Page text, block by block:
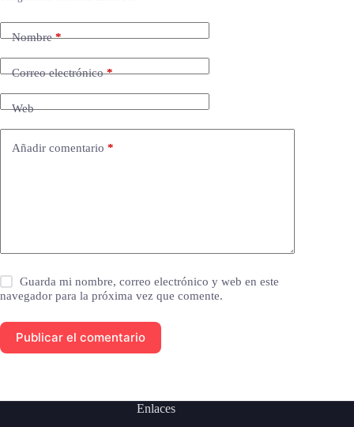
Nombre*
Correo electrónico*
Web
Añadir comentario *
Guarda mi nombre, correo electrónico y web en este
navegador para la próxima vez que comente.
Publicar el comentario
Enlaces